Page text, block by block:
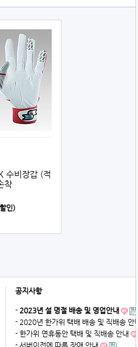
수비장갑 (적
착
인)
공지사항
- 2023년 설 명절 배송 및 영업안내
- 2020년 한가위 택배 배송 및 직배송 안내
- 한가위 연휴동안 택배 및 직배송 안내
- 서버이전에 따른 장애 안내